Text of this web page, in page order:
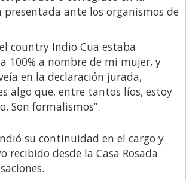
ante los organismos de
country Indio Cua estaba
100% a nombre de mi mujer, y
en la declaración jurada,
algo que, entre tantos líos, estoy
Son formalismos”.
su continuidad en el cargo y
recibido desde la Casa Rosada